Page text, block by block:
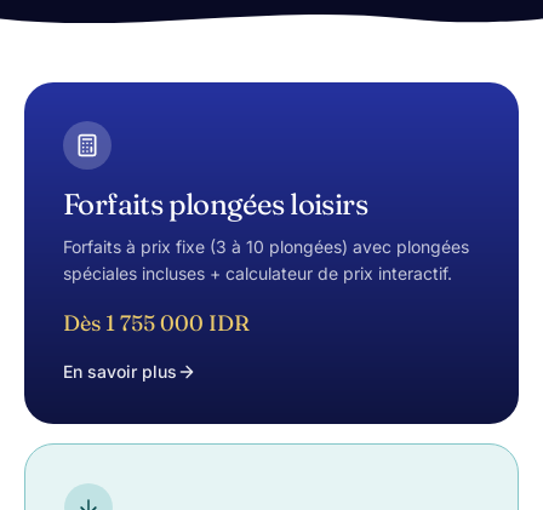
Forfaits plongées loisirs
Forfaits à prix fixe (3 à 10 plongées) avec plongées
spéciales incluses + calculateur de prix interactif.
Dès 1 755 000 IDR
En savoir plus